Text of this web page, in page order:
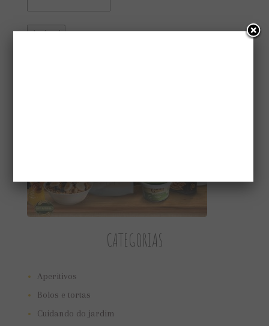
CATEGORIAS
Aperitivos
Bolos e tortas
Cuidando do jardim